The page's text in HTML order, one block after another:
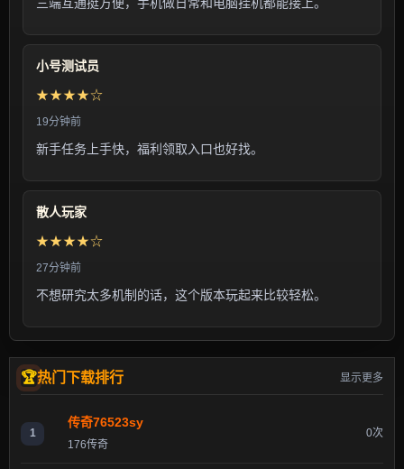
小号测试员
★★★★☆
19分钟前
新手任务上手快，福利领取入口也好找。
散人玩家
★★★★☆
27分钟前
不想研究太多机制的话，这个版本玩起来比较轻松。
热门下载排行 显示更多
1
传奇76523sy
176传奇
0次